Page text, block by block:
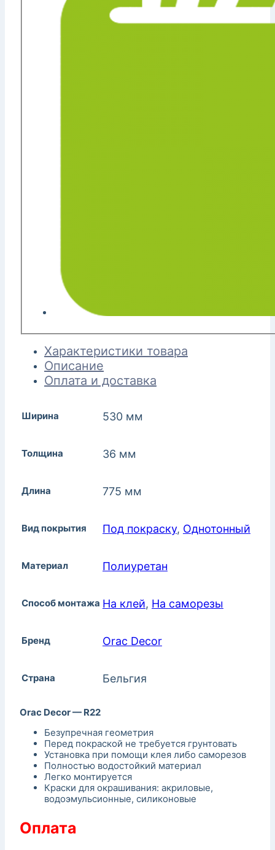
Характеристики товара
Описание
Оплата и доставка
Ширина 530 мм
Толщина 36 мм
Длина 775 мм
Вид покрытия Под покраску, Однотонный
Материал Полиуретан
Способ монтажа На клей, На саморезы
Бренд Orac Decor
Страна Бельгия
Orac Decor — R22
Безупречная геометрия
Перед покраской не требуется грунтовать
Установка при помощи клея либо саморезов
Полностью водостойкий материал
Легко монтируется
Краски для окрашивания: акриловые,
водоэмульсионные, силиконовые
Оплата